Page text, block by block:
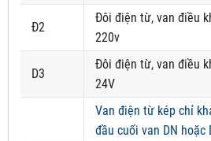
Đ2
Đôi điện từ, van điều
220v
D3
Đôi điện từ, van điều
24V
Van điện từ kép chỉ
đầu cuối van DN hoặc